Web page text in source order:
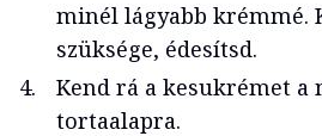
minél lágyabb krémmé.
szüksége, édesítsd.
Kend rá a kesukrémet a
tortaalapra.